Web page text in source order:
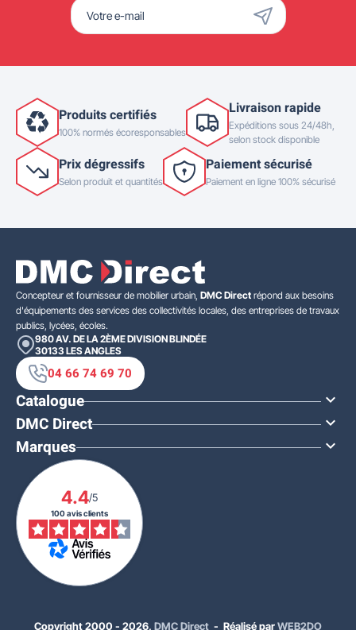
Produits certifiés
100% normés écoresponsables
Livraison rapide
Expéditions sous 24/48h,
selon stock disponible
Prix dégressifs
Selon produit et quantités
Paiement sécurisé
Paiement en ligne 100% sécurisé
Concepteur et fournisseur de mobilier urbain, DMC Direct répond aux besoins
d'équipements des services des collectivités locales, des entreprises de travaux
publics, lycées, écoles.
980 AV. DE LA 2ÈME DIVISION BLINDÉE
30133 LES ANGLES
04 66 74 69 70
Catalogue 
DMC Direct 
Marques 
4.4/5
100 avis clients
Copyright 2000 - 2026, DMC Direct - Réalisé parWEB2DO